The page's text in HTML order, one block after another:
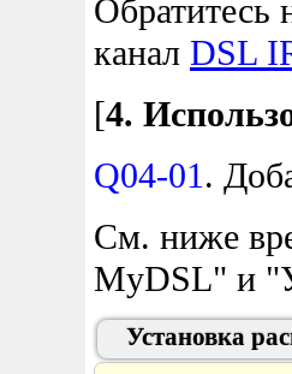
Обратитесь
канал DSL
[4.
Q04-01.
См. ниже
MyDSL" и
Установка